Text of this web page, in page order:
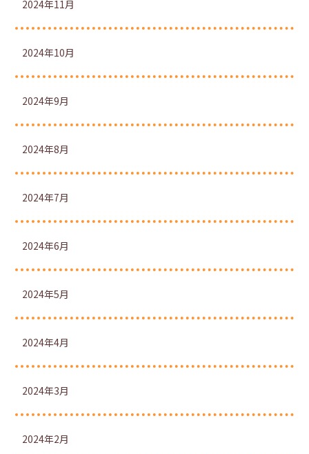
2024年11月
2024年10月
2024年9月
2024年8月
2024年7月
2024年6月
2024年5月
2024年4月
2024年3月
2024年2月